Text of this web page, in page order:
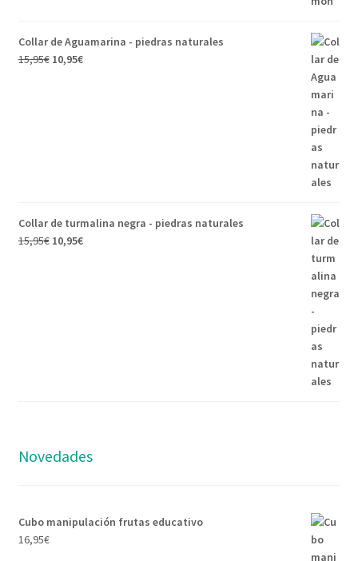
Collar de Aguamarina - piedras naturales
15,95€ 10,95€
Collar de turmalina negra - piedras naturales
15,95€ 10,95€
Novedades
Cubo manipulación frutas educativo
16,95€